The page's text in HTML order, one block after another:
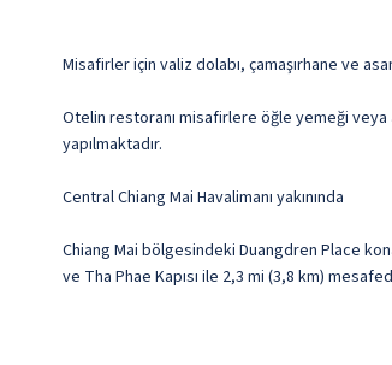
Misafirler için valiz dolabı, çamaşırhane ve
Otelin restoranı misafirlere öğle yemeği
yapılmaktadır.
Central Chiang Mai Havalimanı yakınında
Chiang Mai bölgesindeki Duangdren Place
ve Tha Phae Kapısı ile 2,3 mi (3,8 km)